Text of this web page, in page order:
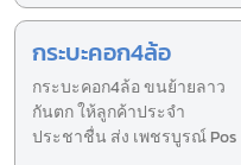
กระบะคอก4ล้อ
กระบะคอก4ล้อ ขนย้ายลาว
กันตก ให้ลูกค้าประจำ
ประชาชื่น ส่ง เพชรบูรณ์ Pos